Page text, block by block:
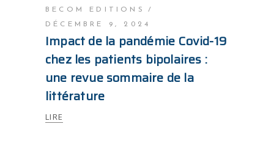
BECOM EDITIONS
DÉCEMBRE 9, 2024
Impact de la pandémie Covid-19
chez les patients bipolaires :
une revue sommaire de la
littérature
LIRE